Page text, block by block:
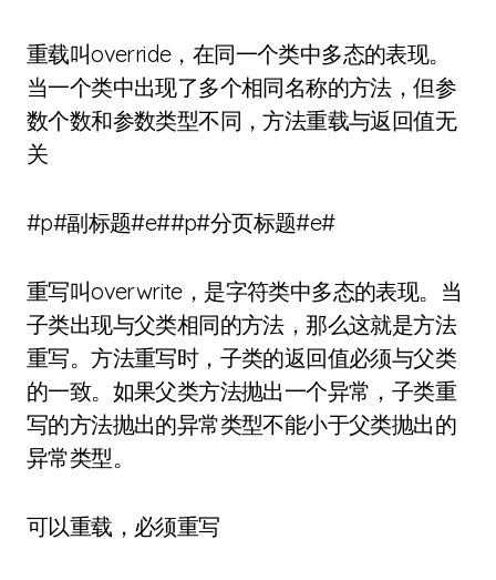
重载叫override，在同一个类中多态的表现。
当一个类中出现了多个相同名称的方法，但参
数个数和参数类型不同，方法重载与返回值无
关
#p#副标题#e##p#分页标题#e#
重写叫overwrite，是字符类中多态的表现。当
子类出现与父类相同的方法，那么这就是方法
重写。方法重写时，子类的返回值必须与父类
的一致。如果父类方法抛出一个异常，子类重
写的方法抛出的异常类型不能小于父类抛出的
异常类型。
可以重载，必须重写